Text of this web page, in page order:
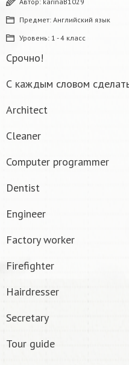
Предмет: Английский язык
Уровень: 1 - 4 класс
Срочно!
С каждым словом
Architect
Cleaner
Computer programmer
Dentist
Engineer
Factory worker
Firefighter
Hairdresser
Secretary
Tour guide